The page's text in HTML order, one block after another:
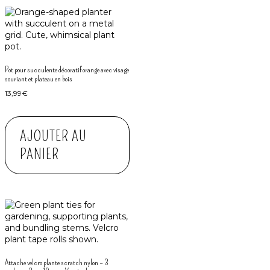
📏 Extensible par empilement : suit croissance
plante
76cm hauteur (jeunes plantes → moyennes)
60cm extensible → 120cm
= 120cm hauteur (plantes établies → géantes)
Mix tailles possible
: 38cm base + 60cm extension =
98cm (croissance progressive économique)
Pas de rempotage
plante = zéro stress racines
Comment utiliser vos poteaux à mousse ? Guide
illustré
Pot pour succulente décoratif orange avec visage
souriant et plateau en bois
13,99€
AJOUTER AU
PANIER
Attache velcro plante scratch nylon – 3